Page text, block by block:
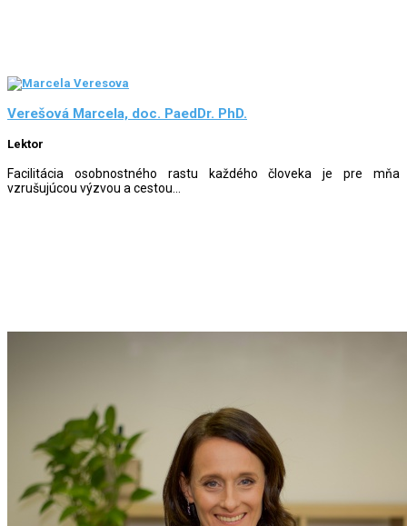
Verešová Marcela, doc. PaedDr. PhD.
Lektor
Facilitácia osobnostného rastu každého človeka je pre mňa
vzrušujúcou výzvou a cestou...